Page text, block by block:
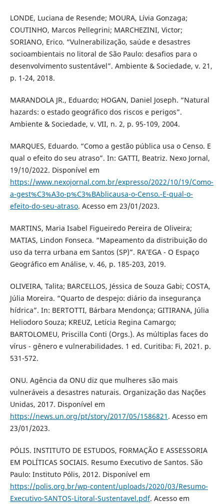
LONDE, Luciana de Resende; MOURA, Lívia Gonzaga;
COUTINHO, Marcos Pellegrini; MARCHEZINI, Victor;
SORIANO, Erico. “Vulnerabilização, saúde e desastres
socioambientais no litoral de São Paulo: desafios para o
desenvolvimento sustentável”. Ambiente & Sociedade, v. 21,
p. 1-24, 2018.
MARANDOLA JR., Eduardo; HOGAN, Daniel Joseph. “Natural
hazards: o estado geográfico dos riscos e perigos”.
Ambiente & Sociedade, v. VII, n. 2, p. 95-109, 2004.
MARQUES, Eduardo. “Como a gestão pública usa o Censo. E
qual o efeito do seu atraso”. In: GATTI, Beatriz. Nexo Jornal,
19/10/2022. Disponível em
https://www.nexojornal.com.br/expresso/2022/10/19/Como-
a-gest%C3%A3o-p%C3%BAblicausa-o-Censo.-E-qual-o-
efeito-do-seu-atraso. Acesso em 23/01/2023.
MARTINS, Maria Isabel Figueiredo Pereira de Oliveira;
MATIAS, Lindon Fonseca. “Mapeamento da distribuição do
uso da terra urbana em Santos (SP)”. RA’EGA - O Espaço
Geográfico em Análise, v. 46, p. 185-203, 2019.
OLIVEIRA, Talita; BARCELLOS, Jéssica de Souza Gabi; COSTA,
Júlia Moreira. “Quarto de despejo: diário da insegurança
hídrica”. In: BERTOTTI, Bárbara Mendonça; GITIRANA, Júlia
Heliodoro Souza; KREUZ, Letícia Regina Camargo;
BARTOLOMEU, Priscilla Conti (Orgs.). As múltiplas faces do
vírus - gênero e vulnerabilidades. 1 ed. Curitiba: Fi, 2021. p.
531-572.
ONU. Agência da ONU diz que mulheres são mais
vulneráveis a desastres naturais. Organização das Nações
Unidas, 2017. Disponível em
https://news.un.org/pt/story/2017/05/1586821 . Acesso em
23/01/2023.
PÓLIS. INSTITUTO DE ESTUDOS, FORMAÇÃO E ASSESSORIA
EM POLÍTICAS SOCIAIS. Resumo Executivo de Santos. São
Paulo: Instituto Pólis, 2012. Disponível em
https://polis.org.br/wp-content/uploads/2020/03/Resumo-
Executivo-SANTOS-Litoral-Sustentavel.pdf. Acesso em